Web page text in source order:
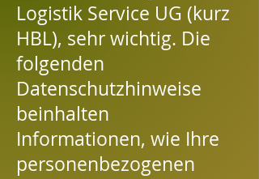
Logistik Service UG (kurz
HBL), sehr wichtig. Die
folgenden
Datenschutzhinweise
beinhalten
Informationen, wie Ihre
personenbezogenen